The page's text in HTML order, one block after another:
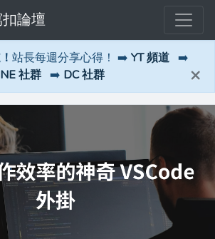
論壇
站長每週分享心得！ ➡️ YT 頻道 ➡️
社群 ➡️ DC 社群 ×